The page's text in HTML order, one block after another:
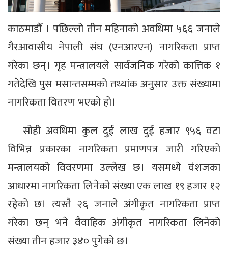
काठमाडौँ । पछिल्लो तीन महिनाको अवधिमा ५६६ जनाले
गैरआवासीय नेपाली संघ (एनआरएन) नागरिकता प्राप्त
गरेका छन्। गृह मन्त्रालयले सार्वजनिक गरेको कात्तिक १
गतेदेखि पुस मसान्तसम्मको तथ्यांक अनुसार उक्त संख्यामा
नागरिकता वितरण भएको हो।
सोही अवधिमा कुल दुई लाख दुई हजार ९५६ वटा
विभिन्न प्रकारका नागरिकता प्रमाणपत्र जारी गरिएको
मन्त्रालयको विवरणमा उल्लेख छ। यसमध्ये वंशजका
आधारमा नागरिकता लिनेको संख्या एक लाख १९ हजार १२
रहेको छ। त्यस्तै २६ जनाले अंगीकृत नागरिकता प्राप्त
गरेका छन् भने वैवाहिक अंगीकृत नागरिकता लिनेको
संख्या तीन हजार ३४० पुगेको छ।